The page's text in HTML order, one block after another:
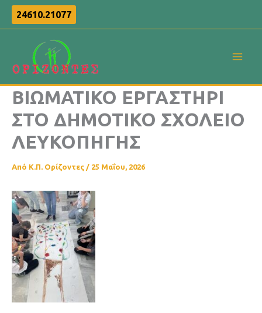
Μετάβαση
στο
περιεχόμενο
24610.21077
ΒΙΩΜΑΤΙΚΟ ΕΡΓΑΣΤΗΡΙ
ΣΤΟ ΔΗΜΟΤΙΚΟ ΣΧΟΛΕΙΟ
ΛΕΥΚΟΠΗΓΗΣ
Από Κ.Π. Ορίζοντες / 25 Μαΐου, 2026